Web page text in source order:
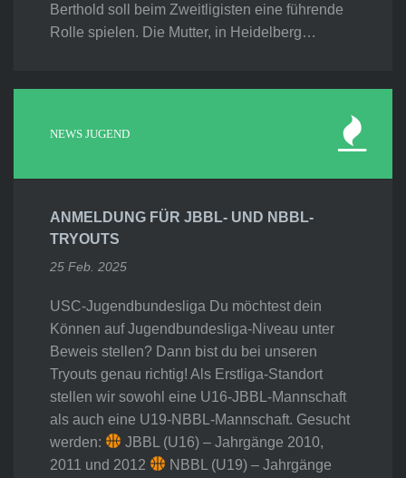
Berthold soll beim Zweitligisten eine führende
Rolle spielen. Die Mutter, in Heidelberg…
NEWS JUGEND
ANMELDUNG FÜR JBBL- UND NBBL-
TRYOUTS
25 Feb. 2025
USC-Jugendbundesliga Du möchtest dein
Können auf Jugendbundesliga-Niveau unter
Beweis stellen? Dann bist du bei unseren
Tryouts genau richtig! Als Erstliga-Standort
stellen wir sowohl eine U16-JBBL-Mannschaft
als auch eine U19-NBBL-Mannschaft. Gesucht
werden:
JBBL (U16) – Jahrgänge 2010,
2011 und 2012
NBBL (U19) – Jahrgänge